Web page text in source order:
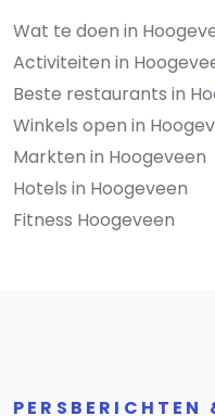
Wat te doen in
Activiteiten in
Beste restaurants in
Winkels open in
Markten in Hoogeveen
Hotels in Hoogeveen
Fitness Hoogeveen
PERSBERICHTEN